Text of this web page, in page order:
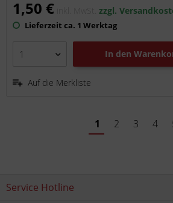
1,50 € inkl. MwSt.zzgl.
Lieferzeit ca. 1 Werktag
In den
Auf die Merkliste
1 2 3 4
Service Hotline